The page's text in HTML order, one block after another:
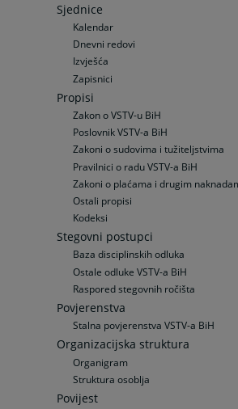
Sjednice
Kalendar
Dnevni redovi
Izvješća
Zapisnici
Propisi
Zakon o VSTV-u BiH
Poslovnik VSTV-a BiH
Zakoni o sudovima i tužiteljstvima
Pravilnici o radu VSTV-a BiH
Zakoni o plaćama i drugim
Ostali propisi
Kodeksi
Stegovni postupci
Baza disciplinskih odluka
Ostale odluke VSTV-a BiH
Raspored stegovnih ročišta
Povjerenstva
Stalna povjerenstva VSTV-a BiH
Organizacijska struktura
Organigram
Struktura osoblja
Povijest